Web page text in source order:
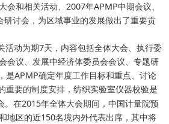
会和相关活动、2007年APMP中期会议、
讨会，为区域事业的发展做出了重要贡
活动为期7天，内容包括全体大会、执行委
会议、发展中经济体委员会会议、专题研
是APMP确定年度工作目标和重点、讨论
重要的制度安排， 纺织实验室仪器校验是
。在2015年全体大会期间，中国计量院预
地区的近150名境内外代表出席，其中将